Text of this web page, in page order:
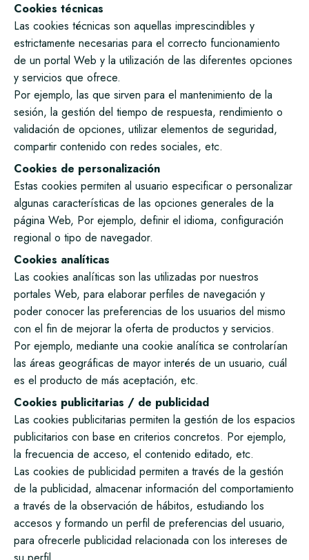
Cookies técnicas
Las cookies técnicas son aquellas imprescindibles y
estrictamente necesarias para el correcto funcionamiento
de un portal Web y la utilización de las diferentes opciones
y servicios que ofrece.
Por ejemplo, las que sirven para el mantenimiento de la
sesión, la gestión del tiempo de respuesta, rendimiento o
validación de opciones, utilizar elementos de seguridad,
compartir contenido con redes sociales, etc.
Cookies de personalización
Estas cookies permiten al usuario especificar o personalizar
algunas características de las opciones generales de la
página Web, Por ejemplo, definir el idioma, configuración
regional o tipo de navegador.
Cookies analíticas
Las cookies analíticas son las utilizadas por nuestros
portales Web, para elaborar perfiles de navegación y
poder conocer las preferencias de los usuarios del mismo
con el fin de mejorar la oferta de productos y servicios.
Por ejemplo, mediante una cookie analítica se controlarían
las áreas geográficas de mayor interés de un usuario, cuál
es el producto de más aceptación, etc.
Cookies publicitarias / de publicidad
Las cookies publicitarias permiten la gestión de los espacios
publicitarios con base en criterios concretos. Por ejemplo,
la frecuencia de acceso, el contenido editado, etc.
Las cookies de publicidad permiten a través de la gestión
de la publicidad, almacenar información del comportamiento
a través de la observación de hábitos, estudiando los
accesos y formando un perfil de preferencias del usuario,
para ofrecerle publicidad relacionada con los intereses de